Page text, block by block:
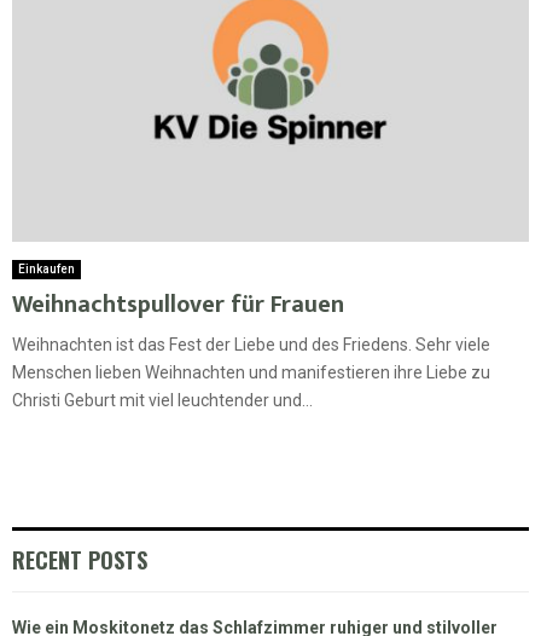
Einkaufen
Weihnachtspullover für Frauen
Weihnachten ist das Fest der Liebe und des Friedens. Sehr viele
Menschen lieben Weihnachten und manifestieren ihre Liebe zu
Christi Geburt mit viel leuchtender und...
RECENT POSTS
Wie ein Moskitonetz das Schlafzimmer ruhiger und stilvoller